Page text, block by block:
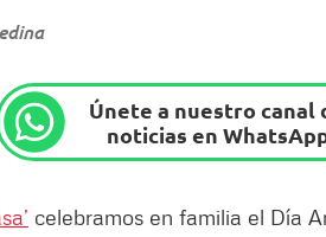
Únete a nuestro canal
noticias en
celebramos en familia el Día